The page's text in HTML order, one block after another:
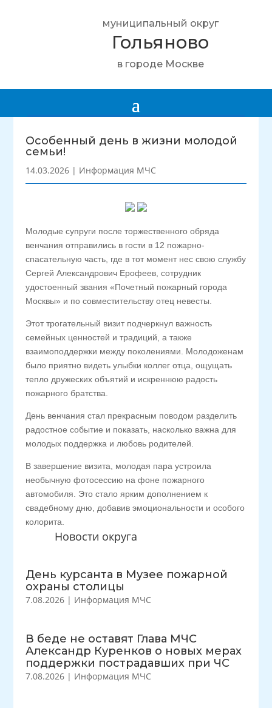
муниципальный округ
Гольяново
в городе Москве
Новости округа
День курсанта в Музее пожарной
охраны столицы
7.08.2026 | Информация МЧС
В беде не оставят Глава МЧС
Александр Куренков о новых мерах
поддержки пострадавших при ЧС
7.08.2026 | Информация МЧС
Особенный день в жизни молодой
семьи!
14.03.2026 | Информация МЧС
Молодые супруги после торжественного обряда
венчания отправились в гости в 12 пожарно-
спасательную часть, где в тот момент нес свою службу
Сергей Александрович Ерофеев, сотрудник
удостоенный звания «Почетный пожарный города
Москвы» и по совместительству отец невесты.
Этот трогательный визит подчеркнул важность
семейных ценностей и традиций, а также
взаимоподдержки между поколениями. Молодоженам
было приятно видеть улыбки коллег отца, ощущать
тепло дружеских объятий и искреннюю радость
пожарного братства.
День венчания стал прекрасным поводом разделить
радостное событие и показать, насколько важна для
молодых поддержка и любовь родителей.
В завершение визита, молодая пара устроила
необычную фотосессию на фоне пожарного
автомобиля. Это стало ярким дополнением к
свадебному дню, добавив эмоциональности и особого
колорита.